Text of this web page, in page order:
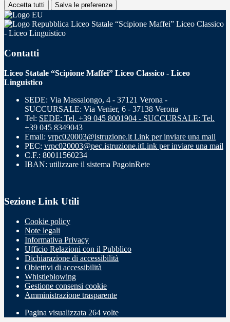
Accetta tutti Salva le preferenze
Liceo Statale “Scipione Maffei” Liceo Classico
- Liceo Linguistico
Contatti
Liceo Statale “Scipione Maffei” Liceo Classico - Liceo
Linguistico
SEDE: Via Massalongo, 4 - 37121 Verona -
SUCCURSALE: Via Venier, 6 - 37138 Verona
Tel: SEDE: Tel. +39 045 8001904 - SUCCURSALE: Tel.
+39 045 8349043
Email: vrpc020003@istruzione.it Link per inviare una mail
PEC: vrpc020003@pec.istruzione.itLink per inviare una mail
C.F.: 80011560234
IBAN: utilizzare il sistema PagoinRete
Sezione Link Utili
Cookie policy
Note legali
Informativa Privacy
Ufficio Relazioni con il Pubblico
Dichiarazione di accessibilità
Obiettivi di accessibilità
Whistleblowing
Gestione consensi cookie
Amministrazione trasparente
Pagina visualizzata 264 volte